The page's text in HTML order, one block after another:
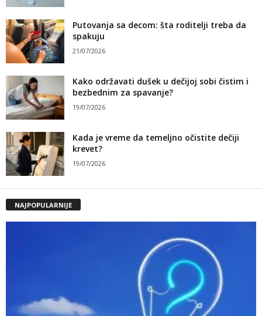
Putovanja sa decom: šta roditelji treba da
spakuju
21/07/2026
Kako održavati dušek u dečijoj sobi čistim i
bezbednim za spavanje?
19/07/2026
Kada je vreme da temeljno očistite dečiji
krevet?
19/07/2026
NAJPOPULARNIJE